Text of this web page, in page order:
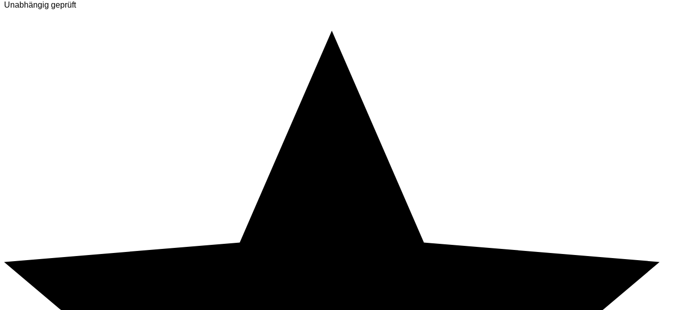
Unabhängig geprüft